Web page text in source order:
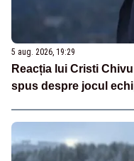
5 aug. 2026, 19:29
Reacția lui Cristi
spus despre jocul